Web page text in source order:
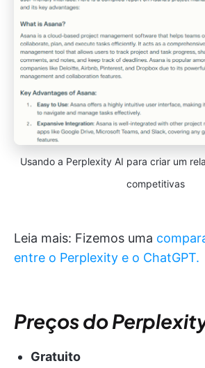
Usando a Perplexity AI para criar um
competitivas
Leia mais: Fizemos uma
entre o Perplexity e o ChatGPT.
Preços do
Gratuito